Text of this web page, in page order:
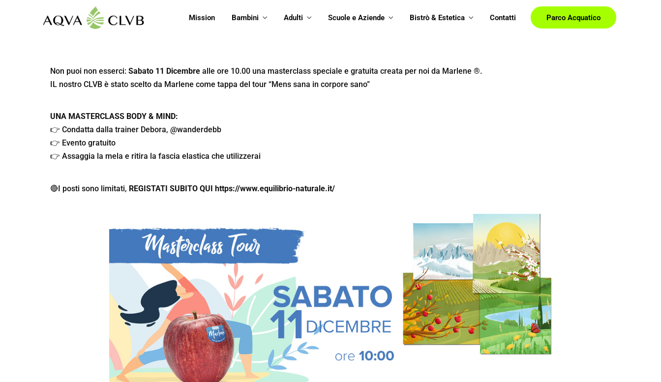
Mission Bambini Adulti Scuole e Aziende Bistrò & Estetica Contatti Parco Acquatico
Non puoi non esserci: Sabato 11 Dicembre alle ore 10.00 una masterclass speciale e gratuita creata per noi da Marlene ®.
IL nostro CLVB è stato scelto da Marlene come tappa del tour “Mens sana in corpore sano”
UNA MASTERCLASS BODY & MIND:
👉 Condatta dalla trainer Debora, @wanderdebb
👉 Evento gratuito
👉 Assaggia la mela e ritira la fascia elastica che utilizzerai
🔴I posti sono limitati, REGISTATI SUBITO QUI https://www.equilibrio-naturale.it/